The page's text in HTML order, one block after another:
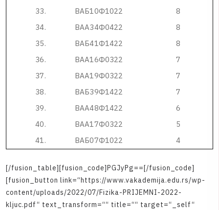
33. ВАБ10Ф1022
8
34. ВАА34Ф0422
8
35. ВАБ41Ф1422
8
36. ВАА16Ф0322
7
37. ВАА19Ф0322
7
38. ВАБ39Ф1422
7
39. ВАА48Ф1422
6
40. ВАА17Ф0322
5
41. ВАБ07Ф1022 4
[/fusion table][fusion code]PGJyPg==[/fusion code]
[fusion button link=“https://www.vakademija.edu.rs/wp-
content/uploads/2022/07/Fizika-PRIJEMNI-2022-
kljuc.pdf“ text transform=““ title=““ target=“ self“